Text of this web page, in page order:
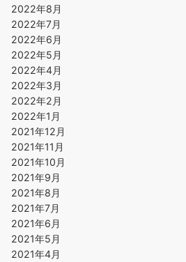
2022年8月
2022年7月
2022年6月
2022年5月
2022年4月
2022年3月
2022年2月
2022年1月
2021年12月
2021年11月
2021年10月
2021年9月
2021年8月
2021年7月
2021年6月
2021年5月
2021年4月